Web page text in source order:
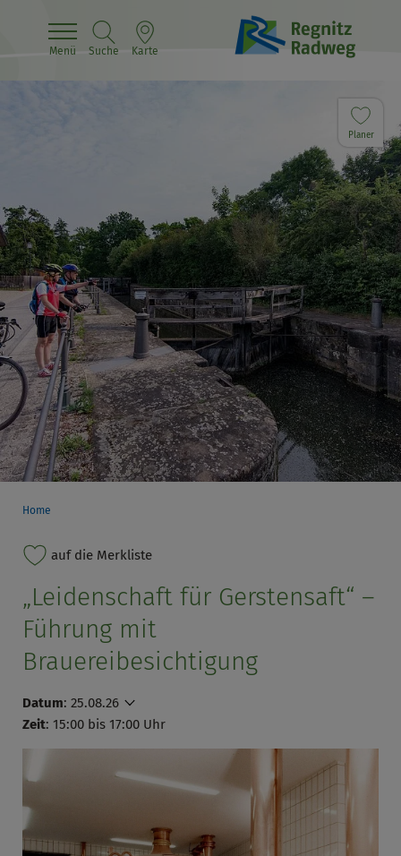
Menü Suche Karte
Planer
Home
auf die Merkliste
„Leidenschaft für Gerstensaft“ –
Führung mit
Brauereibesichtigung
Datum: 25.08.26
Zeit: 15:00 bis 17:00 Uhr